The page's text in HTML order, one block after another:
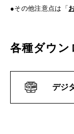
●その他注意点は「
各種ダウン
デジ